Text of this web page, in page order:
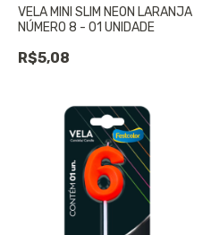
VELA MINI SLIM NEON LARANJA
NÚMERO 8 - 01 UNIDADE
R$5,08